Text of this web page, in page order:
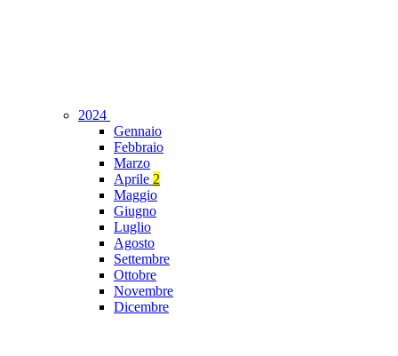
2024
Gennaio
Febbraio
Marzo
Aprile 2
Maggio
Giugno
Luglio
Agosto
Settembre
Ottobre
Novembre
Dicembre